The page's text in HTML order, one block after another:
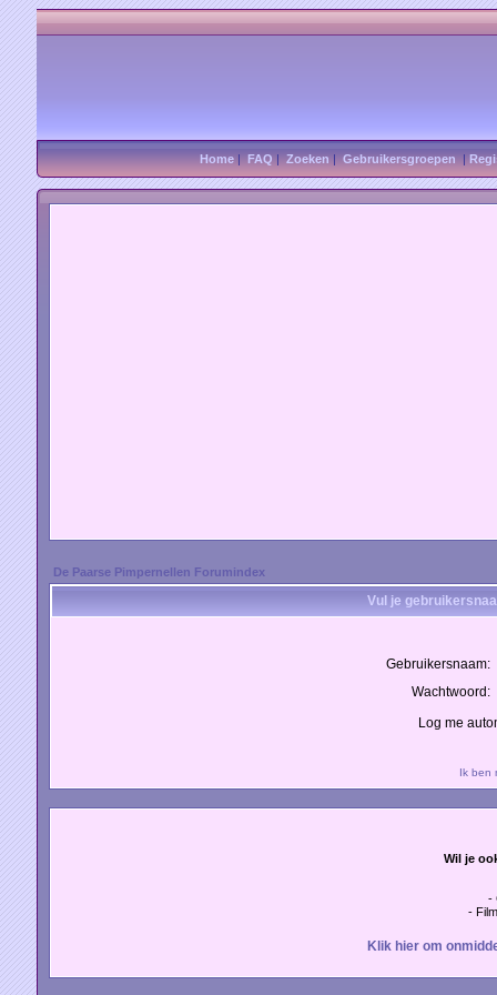
Home|FAQ|Zoeken|Gebruikersgroepen|
De Paarse Pimpernellen Forumindex
Vul je
Gebruikersnaam:
Wachtwoord:
Log me
Ik ben
Wil je
-
-
Klik hier om